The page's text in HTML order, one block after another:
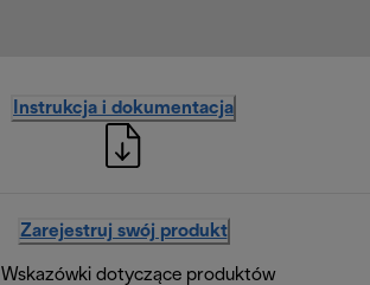
Instrukcja i dokumentacja
Zarejestruj swój produkt
Wskazówki dotyczące produktów